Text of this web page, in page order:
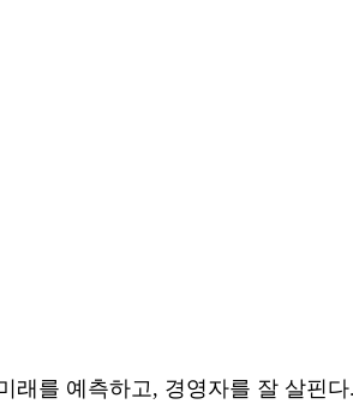
를 예측하고, 경영자를 잘 살핀